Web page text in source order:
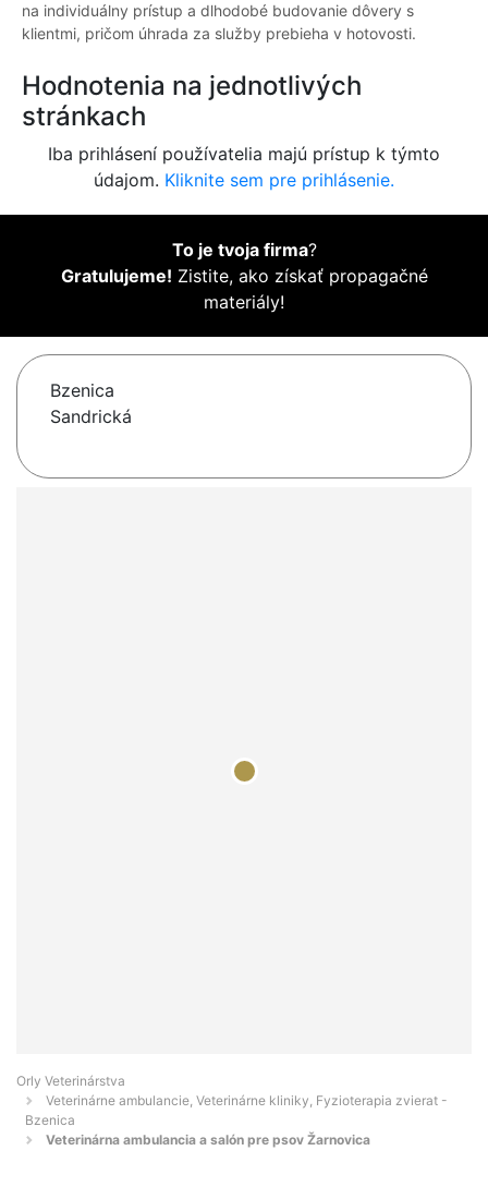
na individuálny prístup a dlhodobé budovanie dôvery s
klientmi, pričom úhrada za služby prebieha v hotovosti.
Hodnotenia na jednotlivých
stránkach
Iba prihlásení používatelia majú prístup k týmto
údajom. Kliknite sem pre prihlásenie.
To je tvoja firma?
Gratulujeme! Zistite, ako získať propagačné
materiály!
Bzenica
Sandrická
Orly Veterinárstva
Veterinárne ambulancie, Veterinárne kliniky, Fyzioterapia zvierat -
Bzenica
Veterinárna ambulancia a salón pre psov Žarnovica